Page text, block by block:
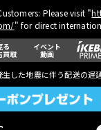
Please visit "
" for direct
る
買取
イベント
動画
生した地震に伴う配送の遅